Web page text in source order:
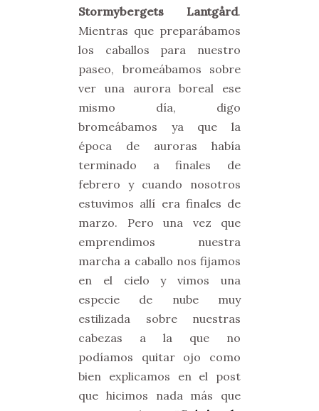
Stormybergets Lantgård.
Mientras que preparábamos
los caballos para nuestro
paseo, bromeábamos sobre
ver una aurora boreal ese
mismo día, digo
bromeábamos ya que la
época de auroras había
terminado a finales de
febrero y cuando nosotros
estuvimos allí era finales de
marzo. Pero una vez que
emprendimos nuestra
marcha a caballo nos fijamos
en el cielo y vimos una
especie de nube muy
estilizada sobre nuestras
cabezas a la que no
podíamos quitar ojo como
bien explicamos en el post
que hicimos nada más que